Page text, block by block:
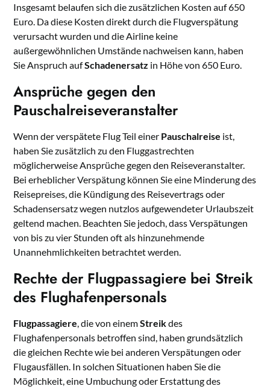
Insgesamt belaufen sich die zusätzlichen Kosten auf 650
Euro. Da diese Kosten direkt durch die Flugverspätung
verursacht wurden und die Airline keine
außergewöhnlichen Umstände nachweisen kann, haben
Sie Anspruch aufSchadenersatz in Höhe von 650 Euro.
Ansprüche gegen den
Pauschalreiseveranstalter
Wenn der verspätete Flug Teil einer Pauschalreise ist,
haben Sie zusätzlich zu den Fluggastrechten
möglicherweise Ansprüche gegen den Reiseveranstalter.
Bei erheblicher Verspätung können Sie eine Minderung des
Reisepreises, die Kündigung des Reisevertrags oder
Schadensersatz wegen nutzlos aufgewendeter Urlaubszeit
geltend machen. Beachten Sie jedoch, dass Verspätungen
von bis zu vier Stunden oft als hinzunehmende
Unannehmlichkeiten betrachtet werden.
Rechte der Flugpassagiere bei Streik
des Flughafenpersonals
Flugpassagiere, die von einemStreikdes
Flughafenpersonals betroffen sind, haben grundsätzlich
die gleichen Rechte wie bei anderen Verspätungen oder
Flugausfällen. In solchen Situationen haben Sie die
Möglichkeit, eine Umbuchung oder Erstattung des